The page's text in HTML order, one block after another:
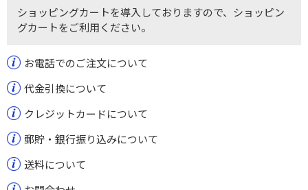
ショッピングカートを導入しておりますので、ショッピン
グカートをご利用ください。
お電話でのご注文について
代金引換について
クレジットカードについて
郵貯・銀行振り込みについて
送料について